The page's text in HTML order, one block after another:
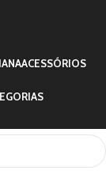
ACESSÓRIOS